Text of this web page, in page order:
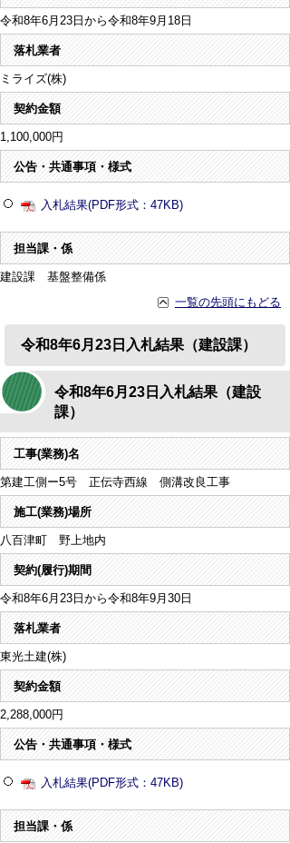
令和8年6月23日から令和8年9月18日
落札業者
ミライズ(株)
契約金額
1,100,000円
公告・共通事項・様式
入札結果(PDF形式：47KB)
担当課・係
建設課 基盤整備係
一覧の先頭にもどる
令和8年6月23日入札結果（建設課）
令和8年6月23日入札結果（建設
課）
工事(業務)名
第建工側ー5号 正伝寺西線 側溝改良工事
施工(業務)場所
八百津町 野上地内
契約(履行)期間
令和8年6月23日から令和8年9月30日
落札業者
東光土建(株)
契約金額
2,288,000円
公告・共通事項・様式
入札結果(PDF形式：47KB)
担当課・係